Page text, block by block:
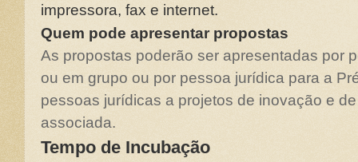
impressora, fax e internet.
Quem pode apresentar propostas
As propostas poderão ser apresentadas por
ou em grupo ou por pessoa jurídica para a
pessoas jurídicas a projetos de inovação e
associada.
Tempo de Incubação